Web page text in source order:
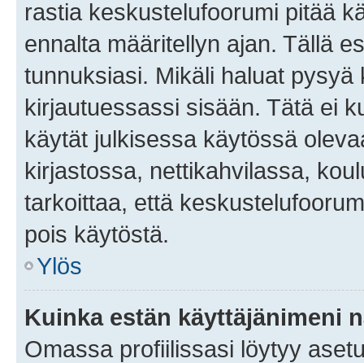
rastia keskustelufoorumi pitää
ennalta määritellyn ajan. Tällä
tunnuksiasi. Mikäli haluat
kirjautuessassi sisään. Tätä ei
käytät julkisessa käytössä
kirjastossa, nettikahvilassa,
tarkoittaa, että
pois käytöstä.
Ylös
Kuinka estän käyttäjänimeni
Omassa profiilissasi löytyy